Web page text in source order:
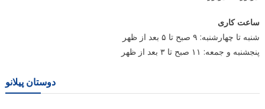
ساعت کاری
شنبه تا چهارشنبه: ۹ صبح تا ۵ بعد از ظهر
پنجشنبه و جمعه: ۱۱ صبح تا ۳ بعد از ظهر
دوستان پیلانو